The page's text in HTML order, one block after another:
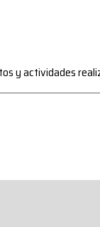
y actividades